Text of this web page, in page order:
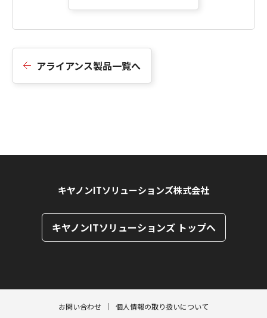
アライアンス製品一覧へ
キヤノンITソリューションズ株式会社
キヤノンITソリューションズ トップへ
お問い合わせ
個人情報の取り扱いについて